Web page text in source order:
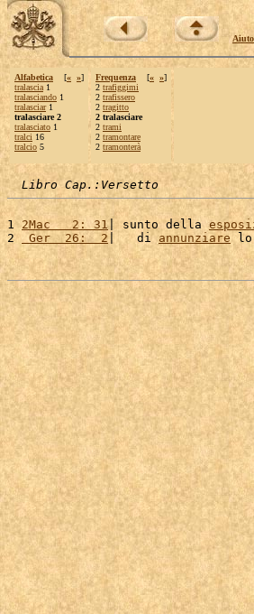
Aiuto
Alfabetica [« »]
tralascia 1
tralasciando 1
tralasciar1
tralasciare 2
tralasciato 1
tralci 16
tralcio 5
Frequenza [« »]
2 trafiggimi
2 trafissero
2 tragitto
2 tralasciare
2 trami
2 tramontare
2 tramonterà
Libro Cap.:Versetto
1 2Mac   2: 31| sunto della
2
Ger  26:  2 |   di annunziare